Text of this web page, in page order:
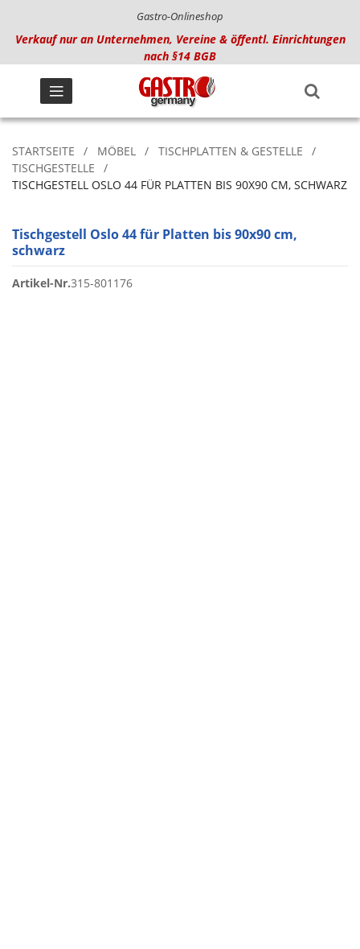
Gastro-Onlineshop
Verkauf nur an Unternehmen, Vereine & öffentl. Einrichtungen
nach §14 BGB
STARTSEITE MÖBEL
TISCHPLATTEN & GESTELLE
TISCHGESTELLE
TISCHGESTELL OSLO 44 FÜR PLATTEN BIS 90X90 CM, SCHWARZ
Tischgestell Oslo 44 für Platten bis 90x90 cm,
schwarz
Artikel-Nr.315-801176